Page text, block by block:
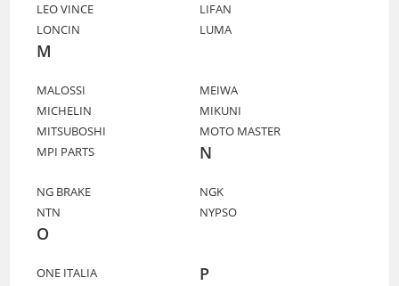
LEO VINCE
LIFAN
LONCIN
LUMA
M
MALOSSI
MEIWA
MICHELIN
MIKUNI
MITSUBOSHI
MOTO MASTER
MPI PARTS
N
NG BRAKE
NGK
NTN
NYPSO
O
ONE ITALIA P